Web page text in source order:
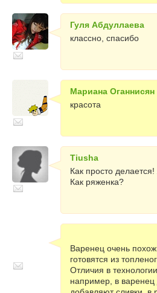
Гуля Абдуллаева
классно, спасибо
Мариана Оганнисян
красота
Tiusha
Как просто
Как ряженка?
Варенец очень
готовятся из
Отличия в
например, в варенец